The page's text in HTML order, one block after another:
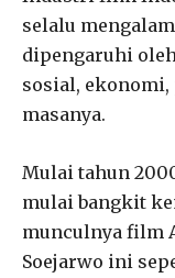
selalu
dipengaruhi
sosial,
masanya.
Mulai tahun
mulai bangkit
munculnya film
Soejarwo ini